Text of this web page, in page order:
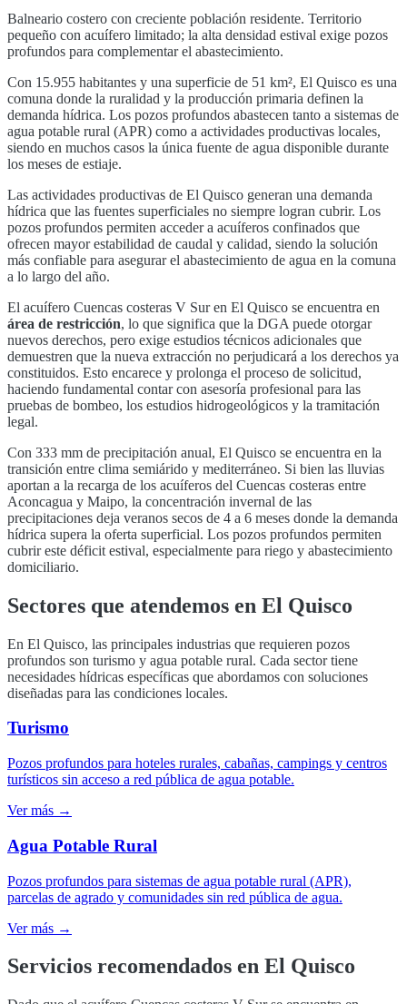
Balneario costero con creciente población residente. Territorio
pequeño con acuífero limitado; la alta densidad estival exige pozos
profundos para complementar el abastecimiento.
Con 15.955 habitantes y una superficie de 51 km², El Quisco es una
comuna donde la ruralidad y la producción primaria definen la
demanda hídrica. Los pozos profundos abastecen tanto a sistemas de
agua potable rural (APR) como a actividades productivas locales,
siendo en muchos casos la única fuente de agua disponible durante
los meses de estiaje.
Las actividades productivas de El Quisco generan una demanda
hídrica que las fuentes superficiales no siempre logran cubrir. Los
pozos profundos permiten acceder a acuíferos confinados que
ofrecen mayor estabilidad de caudal y calidad, siendo la solución
más confiable para asegurar el abastecimiento de agua en la comuna
a lo largo del año.
El acuífero Cuencas costeras V Suren El Quisco se encuentra en
área de restricción, lo que significa que la DGA puede otorgar
nuevos derechos, pero exige estudios técnicos adicionales que
demuestren que la nueva extracción no perjudicará a los derechos ya
constituidos. Esto encarece y prolonga el proceso de solicitud,
haciendo fundamental contar con asesoría profesional para las
pruebas de bombeo, los estudios hidrogeológicos y la tramitación
legal.
Con 333 mm de precipitación anual, El Quisco se encuentra en la
transición entre clima semiárido y mediterráneo. Si bien las lluvias
aportan a la recarga de los acuíferos del Cuencas costeras entre
Aconcagua y Maipo, la concentración invernal de las
precipitaciones deja veranos secos de 4 a 6 meses donde la demanda
hídrica supera la oferta superficial. Los pozos profundos permiten
cubrir este déficit estival, especialmente para riego y abastecimiento
domiciliario.
Sectores que atendemos en El Quisco
En El Quisco, las principales industrias que requieren pozos
profundos son turismo y agua potable rural. Cada sector tiene
necesidades hídricas específicas que abordamos con soluciones
diseñadas para las condiciones locales.
Turismo
Pozos profundos para hoteles rurales, cabañas, campings y centros
turísticos sin acceso a red pública de agua potable.
Ver más →
Agua Potable Rural
Pozos profundos para sistemas de agua potable rural (APR),
parcelas de agrado y comunidades sin red pública de agua.
Ver más →
Servicios recomendados en El Quisco